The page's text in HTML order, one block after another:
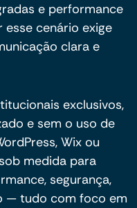
e performance
esse cenário exige
clara e
exclusivos,
e sem o uso de
Wix ou
medida para
segurança,
— tudo com foco em